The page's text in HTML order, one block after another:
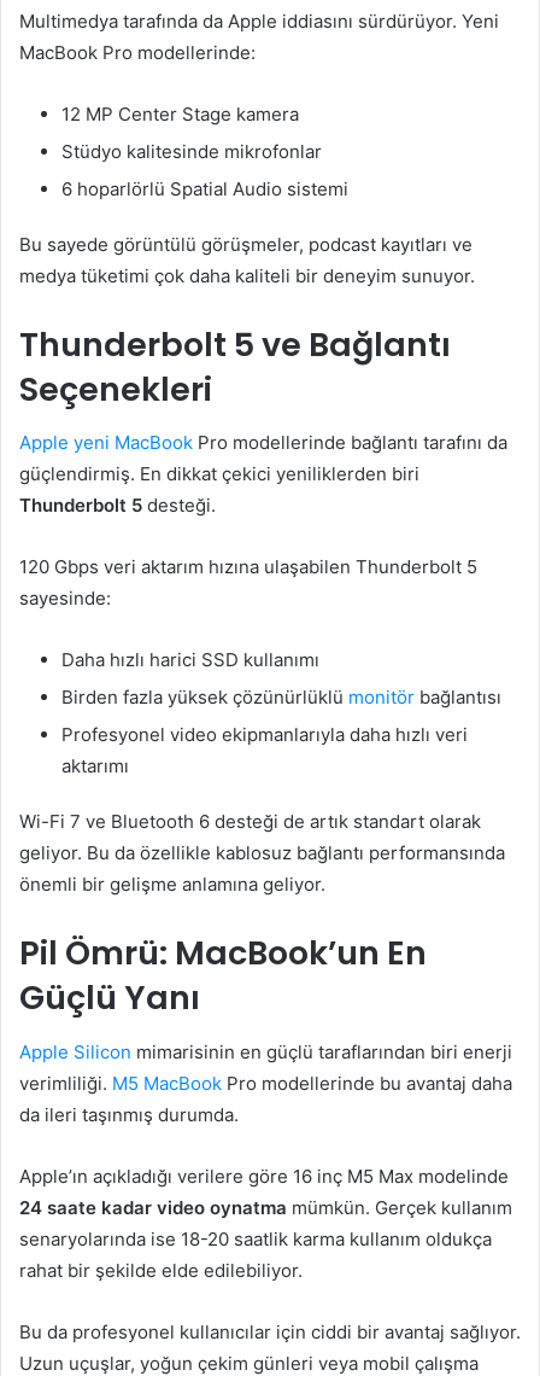
Multimedya tarafında da Apple iddiasını sürdürüyor. Yeni
MacBook Pro modellerinde:
12 MP Center Stage kamera
Stüdyo kalitesinde mikrofonlar
6 hoparlörlü Spatial Audio sistemi
Bu sayede görüntülü görüşmeler, podcast kayıtları ve
medya tüketimi çok daha kaliteli bir deneyim sunuyor.
Thunderbolt 5 ve Bağlantı
Seçenekleri
Apple yeni MacBook Pro modellerinde bağlantı tarafını da
güçlendirmiş. En dikkat çekici yeniliklerden biri
Thunderbolt 5 desteği.
120 Gbps veri aktarım hızına ulaşabilen Thunderbolt 5
sayesinde:
Daha hızlı harici SSD kullanımı
Birden fazla yüksek çözünürlüklü monitör bağlantısı
Profesyonel video ekipmanlarıyla daha hızlı veri
aktarımı
Wi-Fi 7 ve Bluetooth 6 desteği de artık standart olarak
geliyor. Bu da özellikle kablosuz bağlantı performansında
önemli bir gelişme anlamına geliyor.
Pil Ömrü: MacBook’un En
Güçlü Yanı
Apple Silicon mimarisinin en güçlü taraflarından biri enerji
verimliliği. M5 MacBook Pro modellerinde bu avantaj daha
da ileri taşınmış durumda.
Apple’ın açıkladığı verilere göre 16 inç M5 Max modelinde
24 saate kadar video oynatma mümkün. Gerçek kullanım
senaryolarında ise 18-20 saatlik karma kullanım oldukça
rahat bir şekilde elde edilebiliyor.
Bu da profesyonel kullanıcılar için ciddi bir avantaj sağlıyor.
Uzun uçuşlar, yoğun çekim günleri veya mobil çalışma